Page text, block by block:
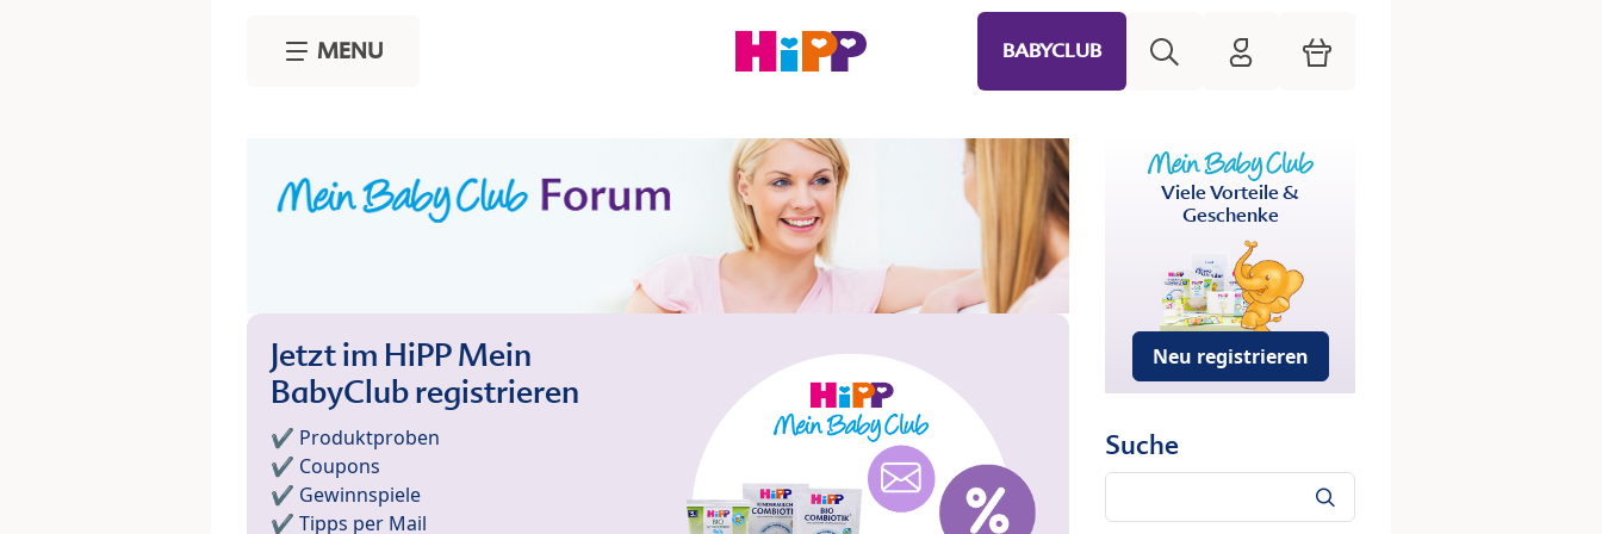
MENU BABYCLUB HiPP Mein Babyclub
Warenkorb
Jetzt im HiPP Mein
BabyClub registrieren
✔️ Produktproben
✔️ Coupons
✔️ Gewinnspiele
✔️ Tipps per Mail
Viele Vorteile &
Geschenke
Neu registrieren
Suche